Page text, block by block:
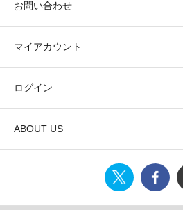
お問い合わせ
マイアカウント
ログイン
ABOUT US